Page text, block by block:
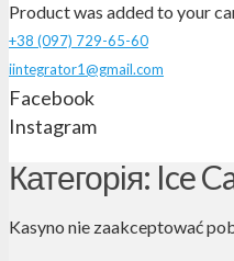
Productwas added to your
+38 (097) 729-65-60
iintegrator1@gmail.com
Facebook
Instagram
Категорія: Ice
Kasyno nie zaakceptować